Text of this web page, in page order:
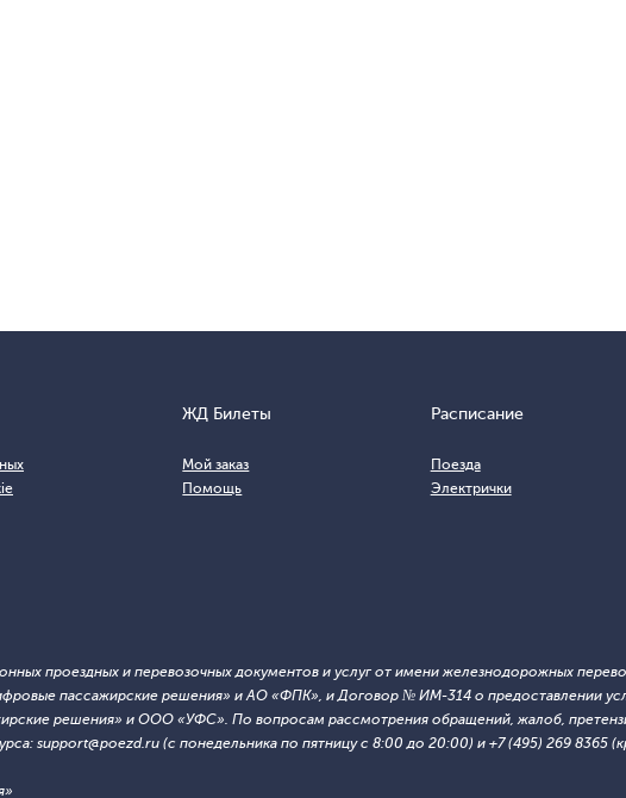
ЖД Билеты
Мой заказ
Помощь
Расписание
Поезда
Электрички
проездных и перевозочных документов и услуг от имени железнодорожных
пассажирские решения» и АО «ФПК», и Договор № ИМ-314 о предоставлении
решения» и ООО «УФС». По вопросам рассмотрения обращений, жалоб,
support@poezd.ru (с понедельника по пятницу с 8:00 до 20:00) и +7 (495) 269 8365